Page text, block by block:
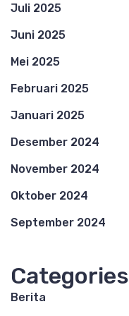
Juli 2025
Juni 2025
Mei 2025
Februari 2025
Januari 2025
Desember 2024
November 2024
Oktober 2024
September 2024
Categories
Berita